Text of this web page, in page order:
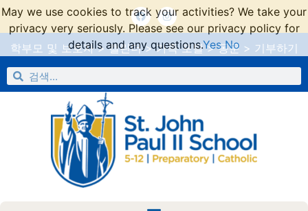
학부모 및 보호자>캘린더>가족 포털>동문 > 기부하기
May we use cookies to track your activities? We take your
privacy very seriously. Please see our privacy policy for
details and any questions.Yes No